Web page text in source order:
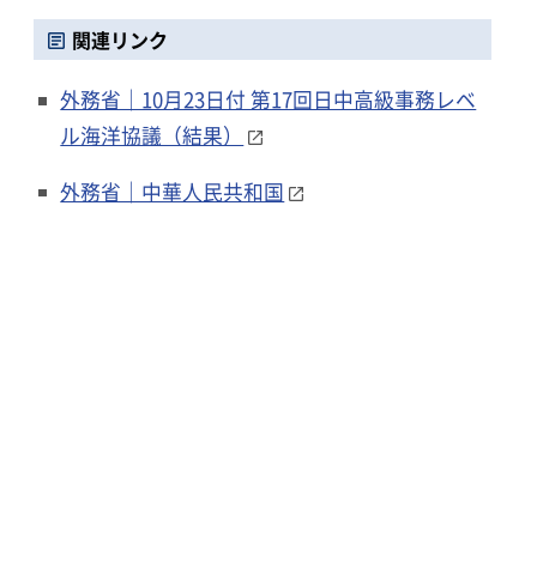
関連リンク
外務省｜10月23日付 第17回日中高級事務レベ
ル海洋協議（結果）
外務省｜中華人民共和国